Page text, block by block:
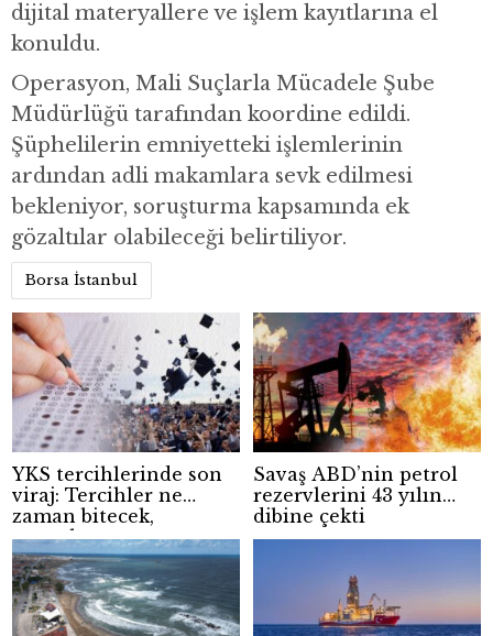
dijital materyallere ve işlem kayıtlarına el
konuldu.
Operasyon, Mali Suçlarla Mücadele Şube
Müdürlüğü tarafından koordine edildi.
Şüphelilerin emniyetteki işlemlerinin
ardından adli makamlara sevk edilmesi
bekleniyor, soruşturma kapsamında ek
gözaltılar olabileceği belirtiliyor.
Borsa İstanbul
YKS tercihlerinde son
viraj: Tercihler ne
zaman bitecek,
sonuçlar ne zaman
açıklanacak?
Savaş ABD’nin petrol
rezervlerini 43 yılın
dibine çekti